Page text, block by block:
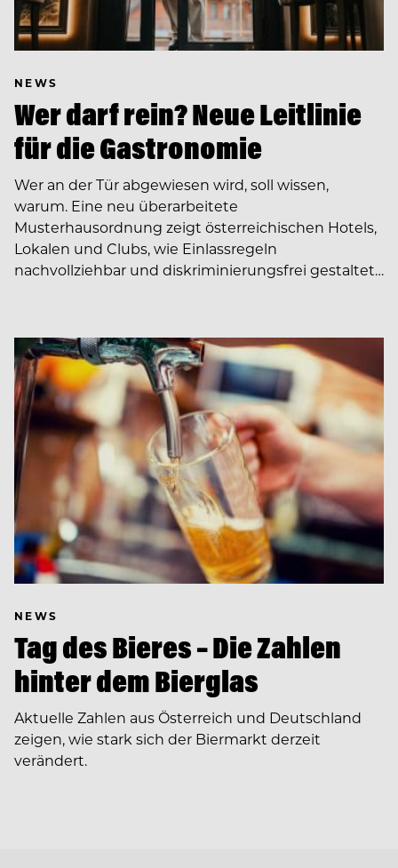
NEWS
Wer darf rein? Neue Leitlinie
für die Gastronomie
Wer an der Tür abgewiesen wird, soll wissen,
warum. Eine neu überarbeitete
Musterhausordnung zeigt österreichischen Hotels,
Lokalen und Clubs, wie Einlassregeln
nachvollziehbar und diskriminierungsfrei gestaltet…
NEWS
Tag des Bieres – Die Zahlen
hinter dem Bierglas
Aktuelle Zahlen aus Österreich und Deutschland
zeigen, wie stark sich der Biermarkt derzeit
verändert.